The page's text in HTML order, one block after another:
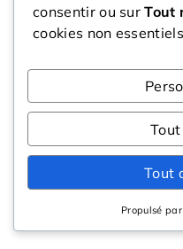
consentir ou surTout
cookies non
Tout
Propulsé par